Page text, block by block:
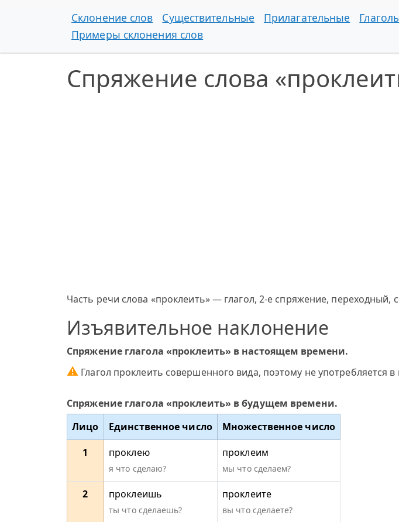
Склонение слов Существительные Прилагательные
Примеры склонения слов
Спряжение слова
Часть речи слова «проклеить» — глагол, 2-е спряжение, переходный,
Изъявительное наклонение
Спряжение глагола «проклеить» в настоящем времени.
⚠ Глагол проклеить совершенного вида, поэтому не употребляется
Спряжение глагола «проклеить» в будущем времени.
Лицо
Единственное число
Множественное число
1
проклею
я что сделаю?
проклеим
мы что сделаем?
2 проклеишь
ты что сделаешь?
проклеите
вы что сделаете?